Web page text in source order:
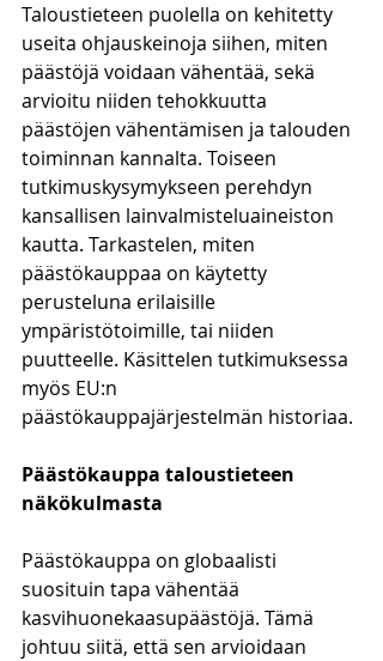
Taloustieteen puolella on kehitetty
useita ohjauskeinoja siihen, miten
päästöjä voidaan vähentää, sekä
arvioitu niiden tehokkuutta
päästöjen vähentämisen ja talouden
toiminnan kannalta. Toiseen
tutkimuskysymykseen perehdyn
kansallisen lainvalmisteluaineiston
kautta. Tarkastelen, miten
päästökauppaa on käytetty
perusteluna erilaisille
ympäristötoimille, tai niiden
puutteelle. Käsittelen tutkimuksessa
myös EU:n
päästökauppajärjestelmän historiaa.
Päästökauppa taloustieteen
näkökulmasta
Päästökauppa on globaalisti
suosituin tapa vähentää
kasvihuonekaasupäästöjä. Tämä
johtuu siitä, että sen arvioidaan